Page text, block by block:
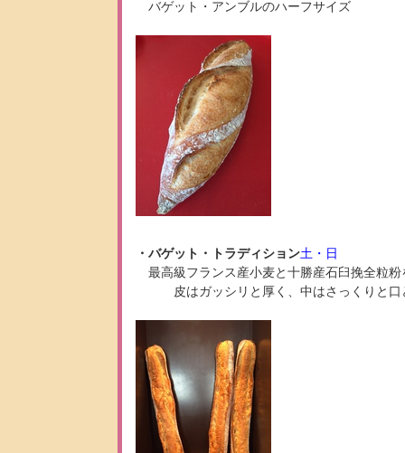
バゲット・アンブルのハーフサイズ
・バゲット・トラディション土・日
最高級フランス産小麦と十勝産石臼挽全粒粉
皮はガッシリと厚く、中はさっくりと口